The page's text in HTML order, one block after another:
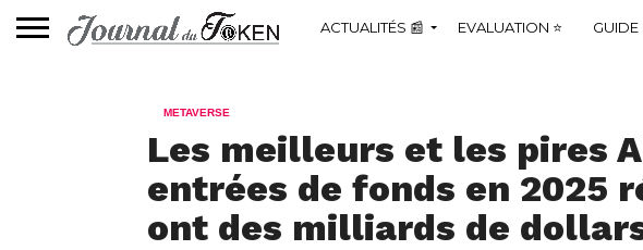
ACTUALITÉS 📰 EVALUATION ⭐ GUIDE
METAVERSE
Les meilleurs et les pires
entrées de fonds en 2025
ont des milliards de